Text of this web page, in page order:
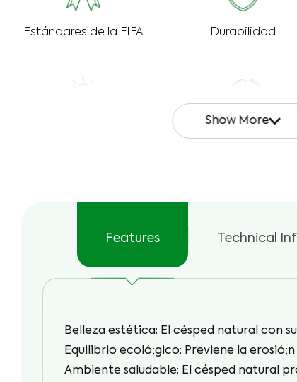
Estándares de la FIFA Durabilidad
Uso 24/7
Respetuoso del
Uso Verano/Invierno
Show More
Features Technical
Belleza estética: El césped natural con
Equilibrio ecoló;gico: Previene la
Ambiente saludable: El césped natural